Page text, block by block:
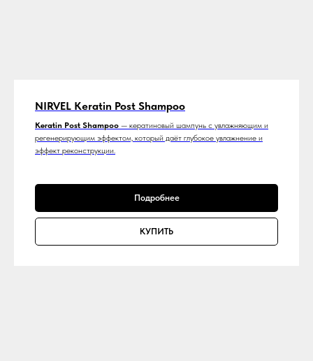
NIRVEL Keratin Post Shampoo
Keratin Post Shampoo — кератиновый шампунь с увлажняющим и
регенерирующим эффектом, который даёт глубокое увлажнение и
эффект реконструкции.
Подробнее
КУПИТЬ